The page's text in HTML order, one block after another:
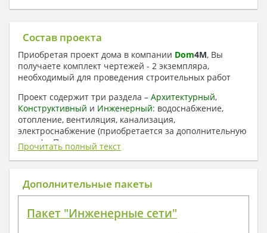
Состав проекта
Приобретая проект дома в компании Dom4M, Вы
получаете комплект чертежей - 2 экземпляра,
необходимый для проведения строительных работ
Проект содержит три раздела – Архитектурный,
Конструктивный и Инженерный: водоснабжение,
отопление, вентиляция, канализация,
электроснабжение (приобретается за дополнительную
плату) + Пояснительная записка.
1. Архитектурный раздел:
Общие данные по проекту
План координационных осей
Поэтажные маркировочные планы с
Прочитать полный текст
Дополнительные пакеты
Пакет "Инженерные сети"